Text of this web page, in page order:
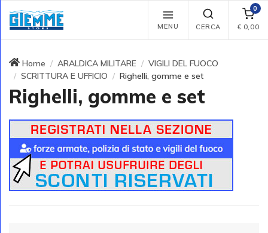
MENU CERCA
0
€ 0,00
Home ARALDICA MILITARE
VIGILI DEL FUOCO
SCRITTURA E UFFICIO
Righelli, gomme e set
Righelli, gomme e set